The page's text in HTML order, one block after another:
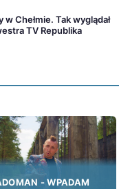
w Chełmie. Tak wyglądał
TV Republika
- WPADAM